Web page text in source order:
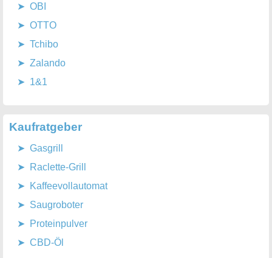
OBI
OTTO
Tchibo
Zalando
1&1
Kaufratgeber
Gasgrill
Raclette-Grill
Kaffeevollautomat
Saugroboter
Proteinpulver
CBD-Öl